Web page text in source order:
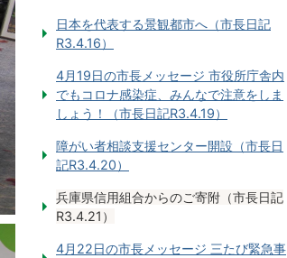
日本を代表する景観都市へ（市長日記
R3.4.16）
4月19日の市長メッセージ 市役所庁舎内
でもコロナ感染症、みんなで注意をしま
しょう！（市長日記R3.4.19）
障がい者相談支援センター開設（市長日
記R3.4.20）
兵庫県信用組合からのご寄附（市長日記
R3.4.21）
4月22日の市長メッセージ 三たび緊急事